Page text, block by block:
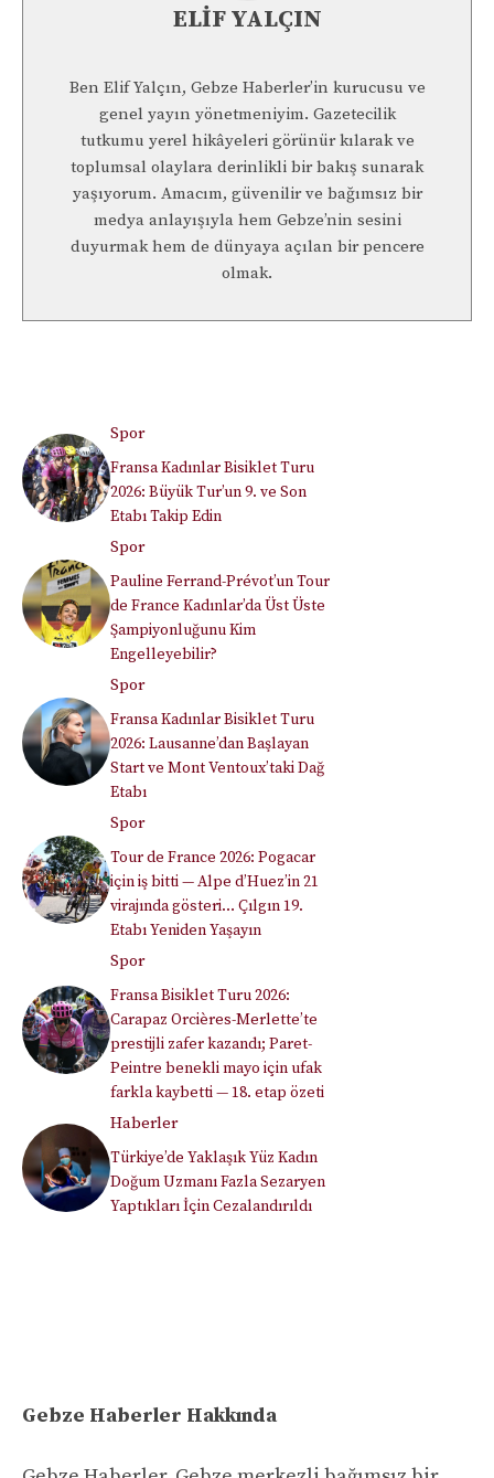
ELIF YALÇIN
Ben Elif Yalçın, Gebze Haberler’in kurucusu ve
genel yayın yönetmeniyim. Gazetecilik
tutkumu yerel hikâyeleri görünür kılarak ve
toplumsal olaylara derinlikli bir bakış sunarak
yaşıyorum. Amacım, güvenilir ve bağımsız bir
medya anlayışıyla hem Gebze’nin sesini
duyurmak hem de dünyaya açılan bir pencere
olmak.
Spor
Fransa Kadınlar Bisiklet Turu
2026: Büyük Tur’un 9. ve Son
Etabı Takip Edin
Spor
Pauline Ferrand-Prévot’un Tour
de France Kadınlar’da Üst Üste
Şampiyonluğunu Kim
Engelleyebilir?
Spor
Fransa Kadınlar Bisiklet Turu
2026: Lausanne’dan Başlayan
Start ve Mont Ventoux’taki Dağ
Etabı
Spor
Tour de France 2026: Pogacar
için iş bitti — Alpe d’Huez’in 21
virajında gösteri… Çılgın 19.
Etabı Yeniden Yaşayın
Spor
Fransa Bisiklet Turu 2026:
Carapaz Orcières-Merlette’te
prestijli zafer kazandı; Paret-
Peintre benekli mayo için ufak
farkla kaybetti — 18. etap özeti
Haberler
Türkiye’de Yaklaşık Yüz Kadın
Doğum Uzmanı Fazla Sezaryen
Yaptıkları İçin Cezalandırıldı
Gebze Haberler Hakkında